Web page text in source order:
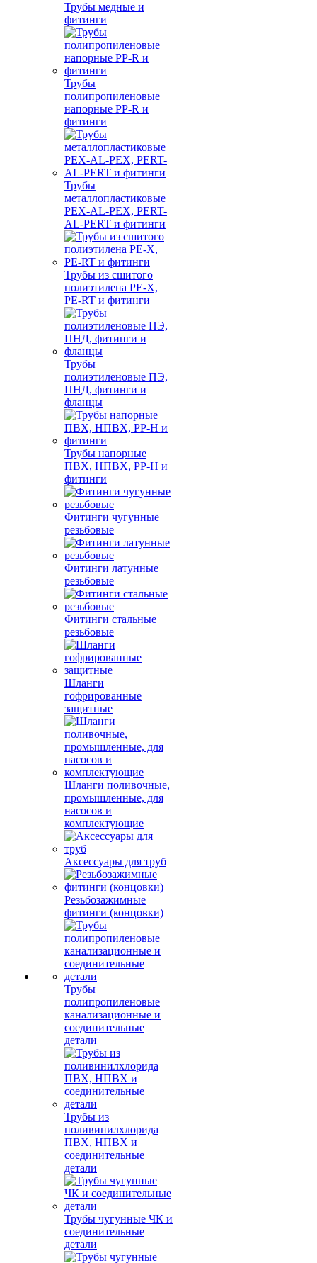
Трубы медные и
фитинги
Трубы
полипропиленовые
напорные PP-R и
фитинги
Трубы
металлопластиковые
PEX-AL-PEX, PERT-
AL-PERT и фитинги
Трубы из сшитого
полиэтилена PE-X,
PE-RT и фитинги
Трубы
полиэтиленовые ПЭ,
ПНД, фитинги и
фланцы
Трубы напорные
ПВХ, НПВХ, PP-H и
фитинги
Фитинги чугунные
резьбовые
Фитинги латунные
резьбовые
Фитинги стальные
резьбовые
Шланги
гофрированные
защитные
Шланги поливочные,
промышленные, для
насосов и
комплектующие
Аксессуары для труб
Резьбозажимные
фитинги (концовки)
Трубы
полипропиленовые
канализационные и
соединительные
детали
Трубы из
поливинилхлорида
ПВХ, НПВХ и
соединительные
детали
Трубы чугунные ЧК и
соединительные
детали